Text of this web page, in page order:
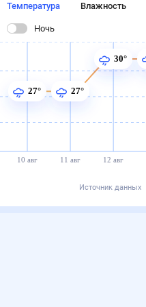
Температура Влажность
Ночь
10 авг 11 авг 12 авг
27° 27°
30°
Источник данных